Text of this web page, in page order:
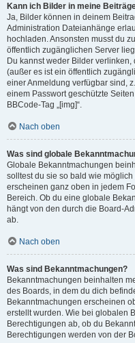
Kann ich Bilder in meine
Ja, Bilder können in deinem
Administration Dateianhänge
hochladen. Ansonsten musst du
öffentlich zugänglichen Server
Du kannst weder Bilder
(außer es ist ein öffentlich
einer Anmeldung verfügbar sind,
einem Passwort geschützte
BBCode-Tag „[img]“.
Nach oben
Was sind globale
Globale Bekanntmachungen
solltest du sie so bald wie
erscheinen ganz oben in jedem
Bereich. Ob du eine globale
hängt von den durch die Board-
ab.
Nach oben
Was sind Bekanntmachungen?
Bekanntmachungen beinhalten
des Boards, in dem du dich
Bekanntmachungen erscheinen
erstellt wurden. Wie bei globalen
Berechtigungen ab, ob du
Berechtigungen werden von der